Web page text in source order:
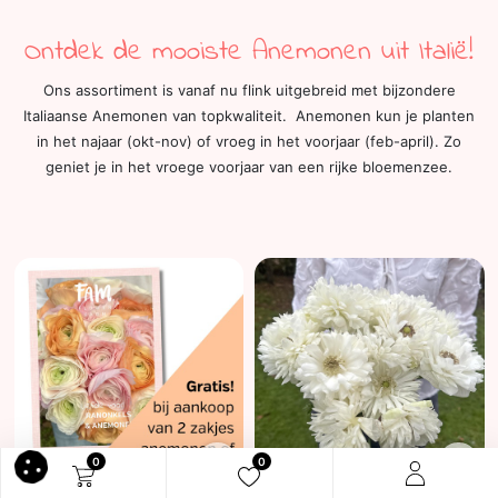
0 0
Ontdek de mooiste Anemonen uit Italië!
Ons assortiment is vanaf nu flink uitgebreid met bijzondere
Italiaanse Anemonen van topkwaliteit. Anemonen kun je planten
in het najaar (okt-nov) of vroeg in het voorjaar (feb-april). Zo
geniet je in het vroege voorjaar van een rijke bloemenzee.